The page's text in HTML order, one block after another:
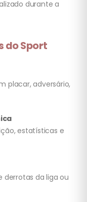
durante a
do Sport
placar, adversário,
estatísticas e
derrotas da liga ou